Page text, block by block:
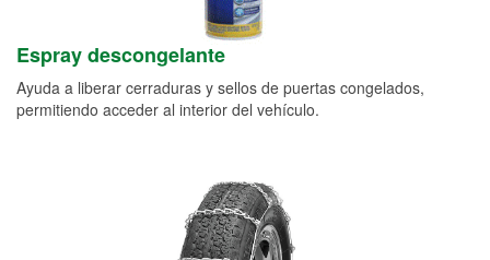
Espray descongelante
Ayuda a liberar cerraduras y sellos de puertas congelados,
permitiendo acceder al interior del vehículo.